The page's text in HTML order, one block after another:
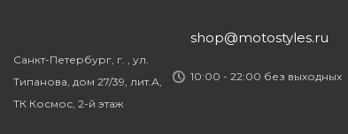
Санкт-Петербург, г. , ул.
Типанова, дом 27/39, лит.А,
ТК Космос, 2-й этаж
shop@motostyles.ru
10:00 - 22:00 без выходных